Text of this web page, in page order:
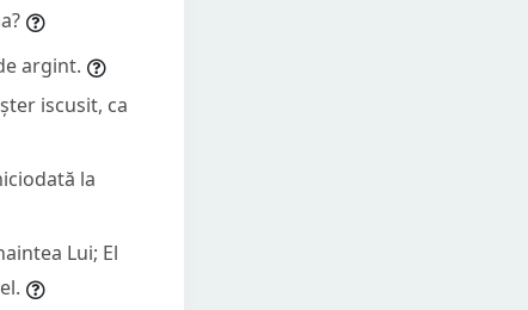
argint.
iscusit, ca
la
Lui; El